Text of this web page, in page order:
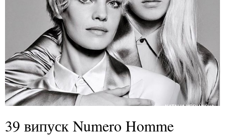
39 випуск Numero Homme